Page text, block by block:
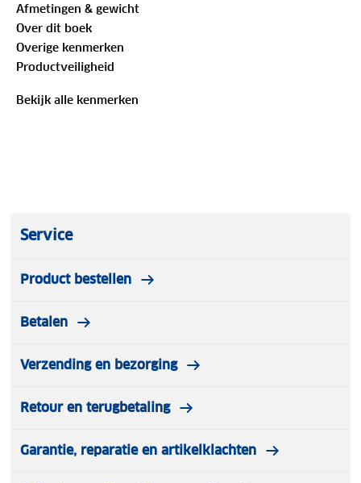
Regen, sneeuw en hagel kunnen de kaart geen
kwaad - het stevige, scheur- en weerbestendige
materiaal laat je niet in de steek. E-bike
oplaadstations, fietsverhuur en -reparatie,
horecagelegenheden, treinstations, veerboten,
Afmetingen & gewicht
Over dit boek
Overige kenmerken
Productveiligheid
Bekijk alle kenmerken
Service
Product bestellen
Betalen
Verzending en bezorging
Retour en terugbetaling
Garantie, reparatie en artikelklachten